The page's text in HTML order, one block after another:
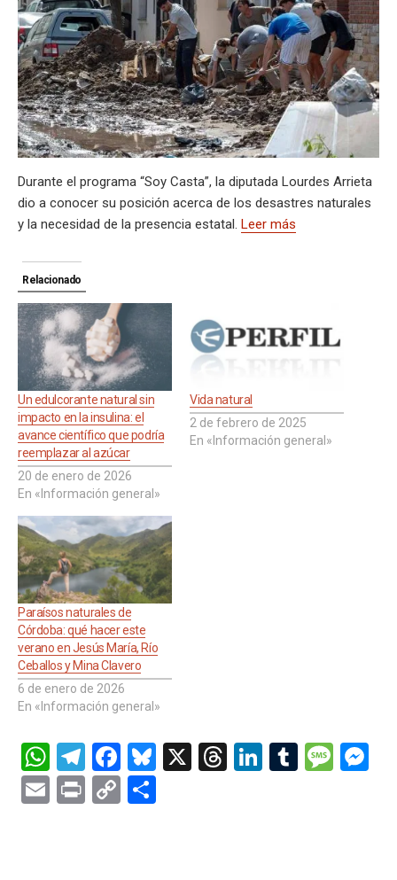
p
p
m o
k
s
e
er
n
k
ar
tir
Durante el programa “Soy Casta”, la diputada Lourdes Arrieta
dio a conocer su posición acerca de los desastres naturales
y la necesidad de la presencia estatal. Leer más
Relacionado
Un edulcorante natural sin
impacto en la insulina: el
avance científico que podría
reemplazar al azúcar
20 de enero de 2026
En «Información general»
Vida natural
2 de febrero de 2025
En «Información general»
Paraísos naturales de
Córdoba: qué hacer este
verano en Jesús María, Río
Ceballos y Mina Clavero
6 de enero de 2026
En «Información general»
W
h
at
T
el
e
F
a
ce
Bl
X
T
Li
T
M
E
Pr
C